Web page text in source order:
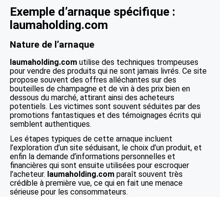
Exemple d’arnaque spécifique :
laumaholding.com
Nature de l’arnaque
laumaholding.com utilise des techniques trompeuses
pour vendre des produits qui ne sont jamais livrés. Ce site
propose souvent des offres alléchantes sur des
bouteilles de champagne et de vin à des prix bien en
dessous du marché, attirant ainsi des acheteurs
potentiels. Les victimes sont souvent séduites par des
promotions fantastiques et des témoignages écrits qui
semblent authentiques.
Les étapes typiques de cette arnaque incluent
l’exploration d’un site séduisant, le choix d’un produit, et
enfin la demande d’informations personnelles et
financières qui sont ensuite utilisées pour escroquer
l’acheteur. laumaholding.com paraît souvent très
crédible à première vue, ce qui en fait une menace
sérieuse pour les consommateurs.